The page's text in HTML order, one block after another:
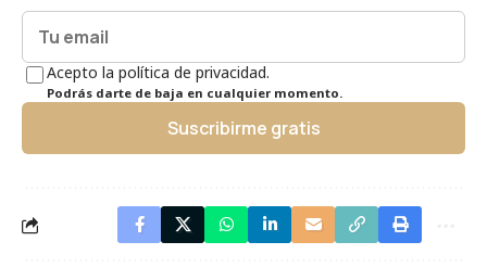
Acepto la política de privacidad.
Podrás darte de baja en cualquier momento.
Suscribirme gratis